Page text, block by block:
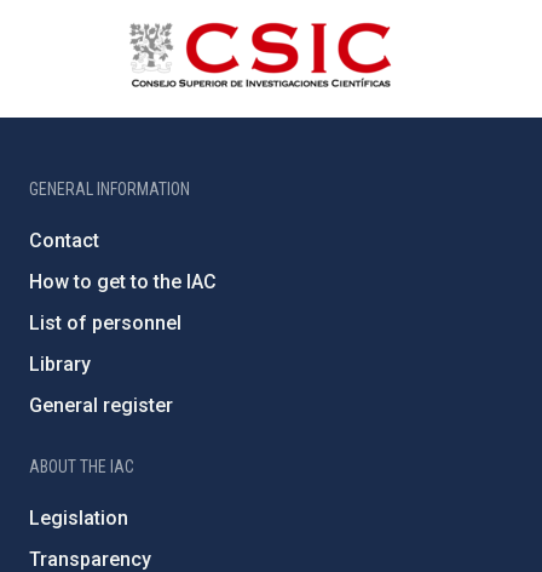
GENERAL INFORMATION
Contact
How to get to the IAC
List of personnel
Library
General register
ABOUT THE IAC
Legislation
Transparency